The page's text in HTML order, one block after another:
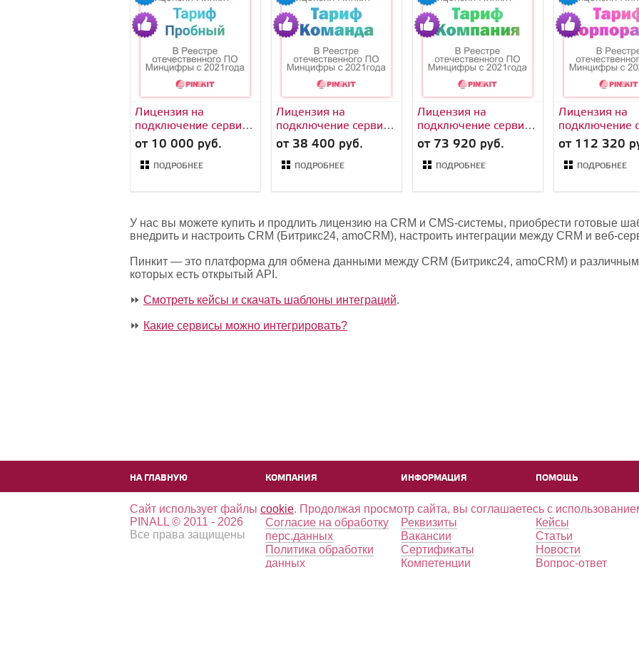
Лицензия на
подключение сервиса
Пинкит (обмена
данными CRM с
Вашим веб-сервисом)
от 10 000 руб.
ПОДРОБНЕЕ
Лицензия на
подключение сервиса
Пинкит (обмена
данными CRM с
Вашим веб-сервисом)
от 38 400 руб.
ПОДРОБНЕЕ
Лицензия на
подключение сервиса
Пинкит (обмена
данными CRM с
Вашим веб-сервисом)
от 73 920 руб.
ПОДРОБНЕЕ
Лицензия на
подключение
Пинкит
данными CRM
Вашим веб-
от 112 320
ПОДРОБНЕЕ
У нас вы можете купить и продлить лицензию на CRM и CMS-системы, приобрести готовые
внедрить и настроить CRM (Битрикс24, amoCRM), настроить интеграции между CRM и веб-
Пинкит — это платформа для обмена данными между CRM (Битрикс24, amoCRM) и
которых есть открытый API.
⏩ Смотреть кейсы и скачать шаблоны интеграций.
⏩ Какие сервисы можно интегрировать?
НА ГЛАВНУЮ КОМПАНИЯ ИНФОРМАЦИЯ ПОМОЩЬ
Сайт использует файлы cookie. Продолжая просмотр сайта, вы соглашаетесь с
PINALL © 2011 - 2026
Все права защищены
Согласие на обработку
перс.данных
Политика обработки
данных
Реквизиты
Вакансии
Сертификаты
Компетенции
Кейсы
Статьи
Новости
Вопрос-ответ